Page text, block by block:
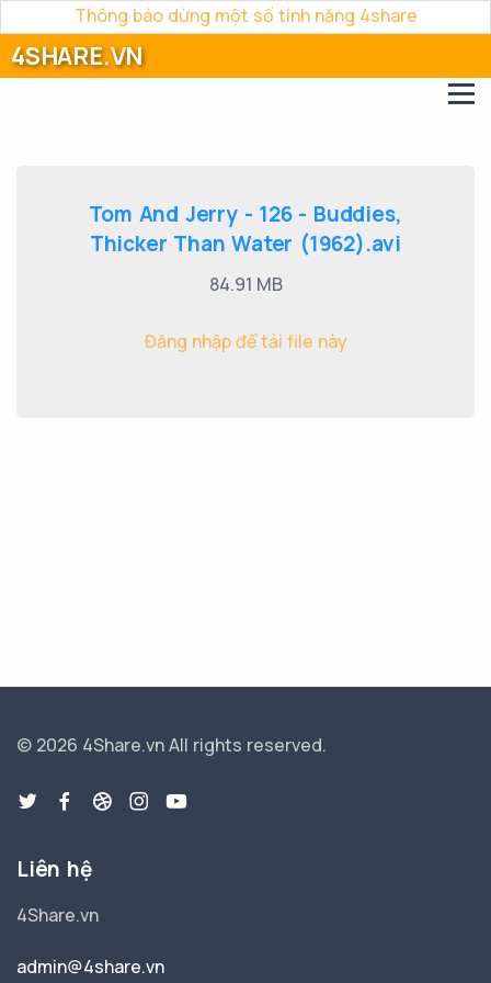
Thông báo dừng một số tính năng 4share
4SHARE.VN
Tom And Jerry - 126 - Buddies,
Thicker Than Water (1962).avi
84.91 MB
Đăng nhập để tải file này
© 2026 4Share.vnAll rights reserved.
Liên hệ
4Share.vn
admin@4share.vn